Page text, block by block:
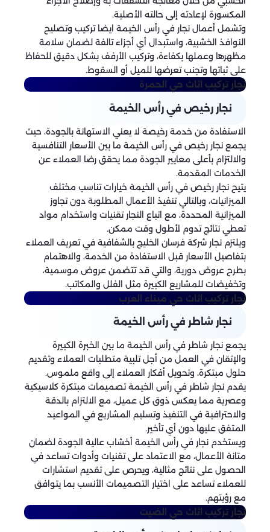
المكسورة لإعادته إلى حالته الأصلية.
وتشمل أعمال نجار في رأس الخيمة ايضا تركيب وتصليح
النوافذ الخشبية، واستبدال أي أجزاء تالفة لضمان سلامة
مظهرها وعملها بكفاءة، وتركيب الأرفف بشكل دقيق للحفاظ
على ثباتها وتجنب تعرضها للميل أو السقوط.
نجار تركيب اثاث حي الحمرة
نجار رخيص في رأس الخيمة
الاستفادة من خدمة رخيصة لا يعني الاستهانة بالجودة، حيث
يجمع نجار رخيص في رأس الخيمة ما بين الأسعار التنافسية
والالتزام بأعلى معايير الجودة مما يحقق رضا العملاء عن
الخدمات المقدمة.
يتيح نجار رخيص في رأس الخيمة خيارات تناسب مختلف
الميزانيات، وبالتالي تنفيذ الأعمال المطلوبة دون تجاوز
الميزانية المحددة، مع اتباع النجار تقنيات واستخدام مواد
تعطي نتائج تدوم لأطول وقت ممكن.
ويلتزم نجار شركة فرسان الخليج بالشفافية في تعريف العملاء
بتفاصيل الأسعار قبل الاستفادة من الخدمة، والاهتمام
بطرح عروض دورية، والتي قد تتضمن عروض موسمية،
وتخفيضات للمشاريع الكبيرة مثل الفلل والمكاتب.
نجار تركيب اثاث حي ميناء العرب
نجار شاطر في رأس الخيمة
يجمع نجار شاطر في رأس الخيمة ما بين الخبرة الكبيرة
والإتقان في العمل من أجل تلبية متطلبات العملاء وتقديم
حلول مبتكرة، وتحويل أفكار العملاء إلى واقع ملموس.
يقدم نجار شاطر في رأس الخيمة تصميمات مبتكرة كلاسيكية
وعصرية مما يعكس ذوق كل عميل، مع الالتزام بالدقة
والاحترافية في التنفيذ وتسليم المشاريع في المواعيد
المتفق عليها دون أي تأخير.
ويستخدم نجار في رأس الخيمة أخشاب عالية الجودة لضمان
متانة الأعمال، مع الاعتماد على تقنيات وأدوات تساعد في
الحصول على نتائج مثالية، ويحرص على تقديم استشارات
للعملاء تساعد على اختيار التصميمات الأنسب بما يتوافق
مع رؤيتهم.
نجار تركيب اثاث حي الضيت